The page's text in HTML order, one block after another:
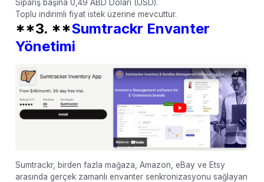
Sipariş başına 0,49 ABD Doları (USD).
Toplu indirimli fiyat istek üzerine mevcuttur.
**3. **Sumtrackr Envanter
Yönetimi
Sumtrackr, birden fazla mağaza, Amazon, eBay ve Etsy
arasında gerçek zamanlı envanter senkronizasyonu sağlayan